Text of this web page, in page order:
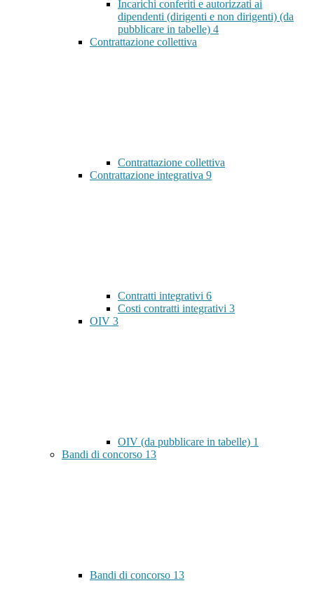
Incarichi conferiti e autorizzati ai
dipendenti (dirigenti e non dirigenti) (da
pubblicare in tabelle) 4
Contrattazione collettiva
Contrattazione collettiva
Contrattazione integrativa 9
Contratti integrativi 6
Costi contratti integrativi 3
OIV 3
OIV (da pubblicare in tabelle) 1
Bandi di concorso 13
Bandi di concorso 13